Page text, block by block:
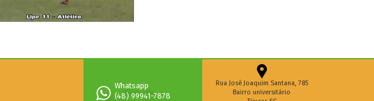
Whatsapp
(48) 99941-7878
Rua José Joaquim Santana, 785
Bairro universitário